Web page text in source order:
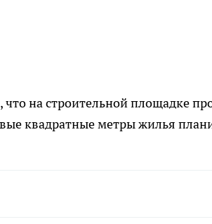
на строительной площадке
квадратные метры жилья